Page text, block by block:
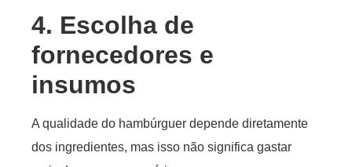
4. Escolha de
fornecedores e
insumos
A qualidade do hambúrguer depende diretamente
dos ingredientes, mas isso não significa gastar